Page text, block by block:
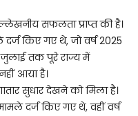
सफलता प्राप्त की है।
किए गए थे, जो वर्ष 2025
जुलाई तक पूरे राज्य में
आया है।
सुधार देखने को मिला है।
दर्ज किए गए थे, वहीं वर्ष